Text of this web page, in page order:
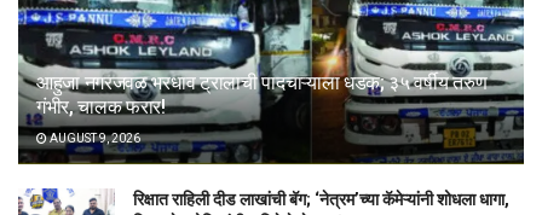
आहुजा नगरजवळ भरधाव ट्रालाची पादचाऱ्याला धडक; ३५ वर्षीय तरुण
गंभीर, चालक फरार!
AUGUST 9, 2026
रिक्षात राहिली दीड लाखांची बॅग; ‘नेत्रम’च्या कॅमेऱ्यांनी शोधला धागा,